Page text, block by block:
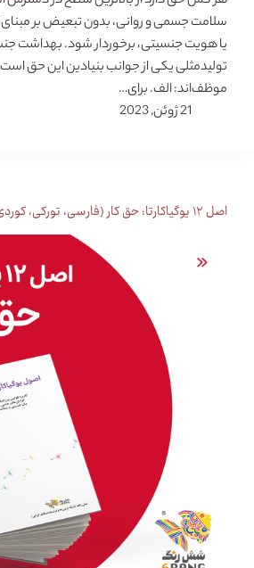
سلامت جسمی و روانی، بدون تبعیض بر
یا هویت جنسیتی، برخوردار شود. بهداشت
تولیدمثلی یکی از جوانب بنیادین این حق
موظف‌اند: الف. برای…
21 ژوئن, 2023
اصل ۱۲ یوگیاکارتا: حق کار (فارسی، تورکی، کوردی)